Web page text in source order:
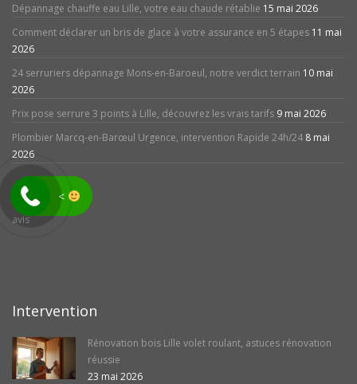
Dépannage chauffe eau Lille, votre eau chaude rétablie 15 mai 2026
Comment déclarer un bris de glace à votre assurance en 5 étapes 11 mai
2026
24 serruriers dépannage Mons-en-Baroeul, notre verdict terrain 10 mai
2026
Prix pose serrure 3 points à Lille, découvrez les vrais tarifs 9 mai 2026
Plombier Marcq-en-Barœul Urgence, intervention Rapide 24h/24 8 mai
2026
avis
Intervention
Rénovation bois Lille volet roulant, astuces rénovation
réussie
23 mai 2026
<